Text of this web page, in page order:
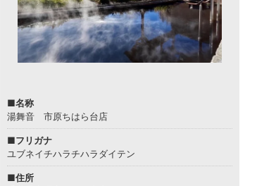
■名称
湯舞音 市原ちはら台店
■フリガナ
ユブネイチハラチハラダイテン
■住所